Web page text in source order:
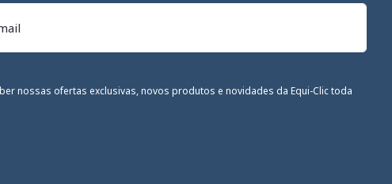
nossas ofertas exclusivas, novos produtos e novidades da Equi-Clic toda